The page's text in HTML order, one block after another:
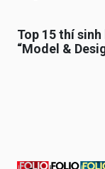
Top 15 thí
“Model &